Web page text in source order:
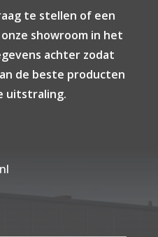
te stellen of een
showroom in het
achter zodat
de beste producten
uitstraling.